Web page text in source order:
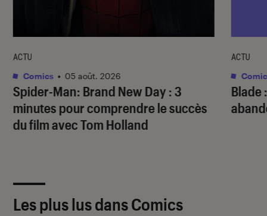
Spider-Man: Brand New Day : 3
minutes pour comprendre le succès
du film avec Tom Holland
ACTU
Comics • 05 août. 2026
Blade
ACTU
Les plus lus dans Comics